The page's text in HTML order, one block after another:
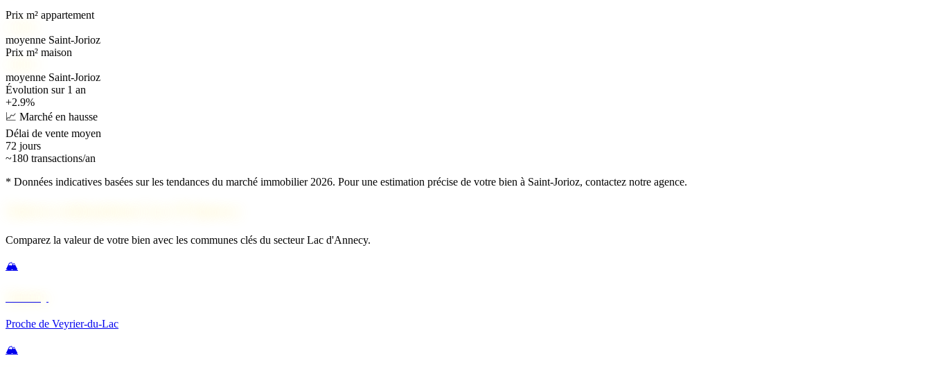
Prix m² appartement
moyenne Saint-Jorioz
Prix m² maison
moyenne Saint-Jorioz
Évolution sur 1 an
+2.9%
📈 Marché en hausse
Délai de vente moyen
72 jours
~180 transactions/an
* Données indicatives basées sur les tendances du marché immobilier 2026. Pour une estimation précise de votre bien à Saint-Jorioz, contactez notre agence.
Comparez la valeur de votre bien avec les communes clés du secteur Lac d'Annecy.
🏔️
Proche de Veyrier-du-Lac
🏔️